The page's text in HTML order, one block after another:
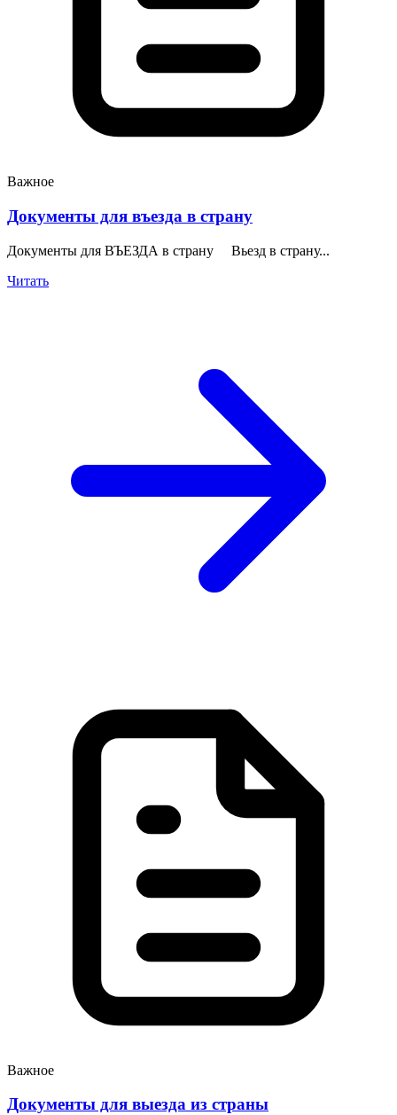
Важное
Документы для въезда в страну
Документы для ВЪЕЗДА в страну Вьезд в страну...
Читать
Важное
Документы для выезда из страны